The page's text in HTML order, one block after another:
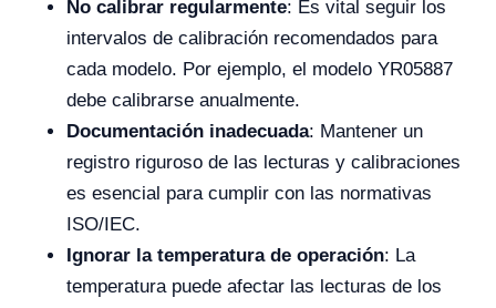
No calibrar regularmente: Es vital seguir los
intervalos de calibración recomendados para
cada modelo. Por ejemplo, el modelo YR05887
debe calibrarse anualmente.
Documentación inadecuada: Mantener un
registro riguroso de las lecturas y calibraciones
es esencial para cumplir con las normativas
ISO/IEC.
Ignorar la temperatura de operación: La
temperatura puede afectar las lecturas de los